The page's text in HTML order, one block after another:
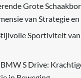
Grote
van Strategie
Sportiviteit
S Drive: